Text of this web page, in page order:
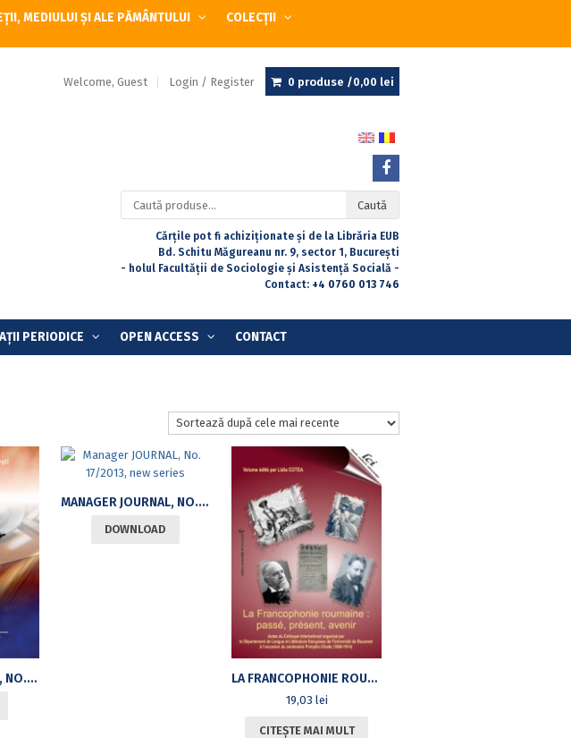
MEDIULUI ȘI ALE PĂMÂNTULUI COLECȚII
Welcome, Guest Login / Register 0 produse /0,00 lei
Caută
după:
Caută
Cărțile pot fi achiziționate și de la Librăria EUB
Bd. Schitu Măgureanu nr. 9, sector 1, București
- holul Facultății de Sociologie și Asistență Socială -
Contact: +4 0760 013 746
PERIODICE OPEN ACCESS CONTACT
MANAGER JOURNAL, NO. 18/2013, NEW SERIES
MANAGER JOURNAL, NO. 17/2013, NEW SERIES
DOWNLOAD
LA FRANCOPHONIE ROUMAINE : PASSÉ, PRÉSENT, AVENIR. ACTES DU COLLOQUE INTERNATIONAL – CENTENAIRE POMPILIU ELIADE (1869-1914)
19,03 lei
CITEȘTE MAI MULT